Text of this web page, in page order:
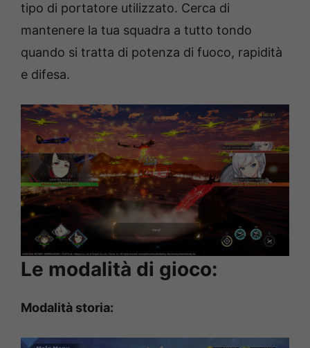
tipo di portatore utilizzato. Cerca di
mantenere la tua squadra a tutto tondo
quando si tratta di potenza di fuoco, rapidità
e difesa.
Le modalità di gioco:
Modalità storia: